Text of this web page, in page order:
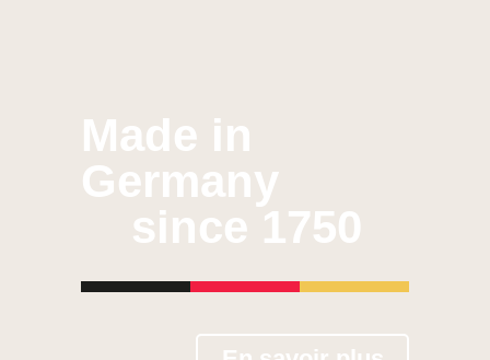
Made in
Germany
since 1750